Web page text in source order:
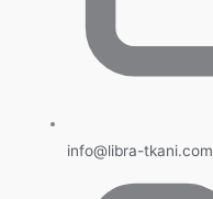
info@libra-tkani.com